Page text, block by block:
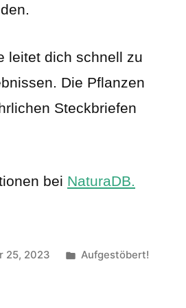
leitet dich schnell zu
Die Pflanzen
Steckbriefen
bei NaturaDB.
25, 2023
Veröffentlicht
Aufgestöbert!